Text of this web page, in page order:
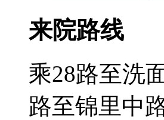
来院路线
乘28路至洗
路至锦里中